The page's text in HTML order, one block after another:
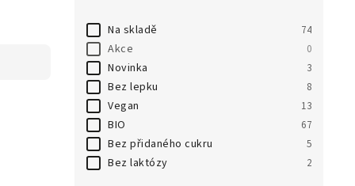
Na skladě 74
Akce 0
Novinka 3
Bez lepku 8
Vegan 13
BIO 67
Bez přidaného cukru 5
Bez laktózy 2